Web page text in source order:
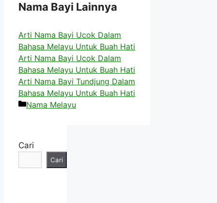
Nama Bayi Lainnya
Arti Nama Bayi Ucok Dalam
Bahasa Melayu Untuk Buah Hati
Arti Nama Bayi Ucok Dalam
Bahasa Melayu Untuk Buah Hati
Arti Nama Bayi Tundjung Dalam
Bahasa Melayu Untuk Buah Hati
Kategori
Nama Melayu
Cari
Cari